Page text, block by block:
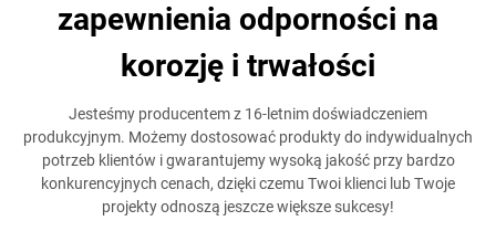
zapewnienia odporności na
korozję i trwałości
Jesteśmy producentem z 16-letnim doświadczeniem
produkcyjnym. Możemy dostosować produkty do indywidualnych
potrzeb klientów i gwarantujemy wysoką jakość przy bardzo
konkurencyjnych cenach, dzięki czemu Twoi klienci lub Twoje
projekty odnoszą jeszcze większe sukcesy!